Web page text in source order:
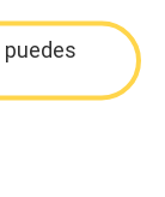
puedes